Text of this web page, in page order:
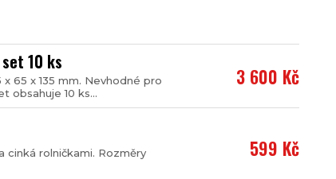
10 ks
65 x 135 mm. Nevhodné pro
obsahuje 10 ks...
3 600 Kč
cinká rolničkami. Rozměry
599 Kč